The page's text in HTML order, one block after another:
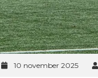
10 november 2025